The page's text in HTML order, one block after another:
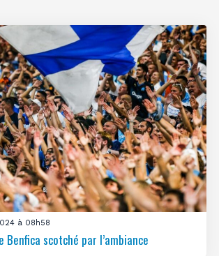
à 08h58
Benfica scotché par l’ambiance